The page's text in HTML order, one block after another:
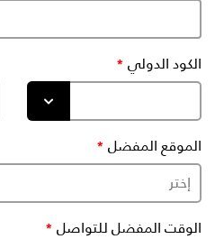
الكود الدولي
الموقع المفضل
الوقت المفضل للتواصل